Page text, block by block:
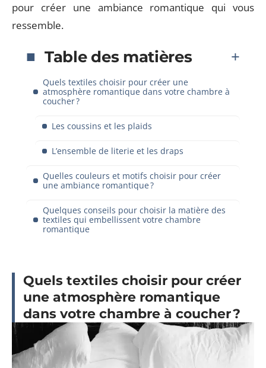
pour créer une ambiance romantique qui vous
ressemble.
Table des matières
Quels textiles choisir pour créer une
atmosphère romantique dans votre chambre à
coucher ?
Les coussins et les plaids
L’ensemble de literie et les draps
Quelles couleurs et motifs choisir pour créer
une ambiance romantique ?
Quelques conseils pour choisir la matière des
textiles qui embellissent votre chambre
romantique
Quels textiles choisir pour créer
une atmosphère romantique
dans votre chambre à coucher ?